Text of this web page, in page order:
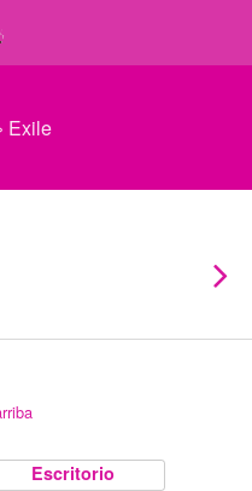
Exile
Escritorio